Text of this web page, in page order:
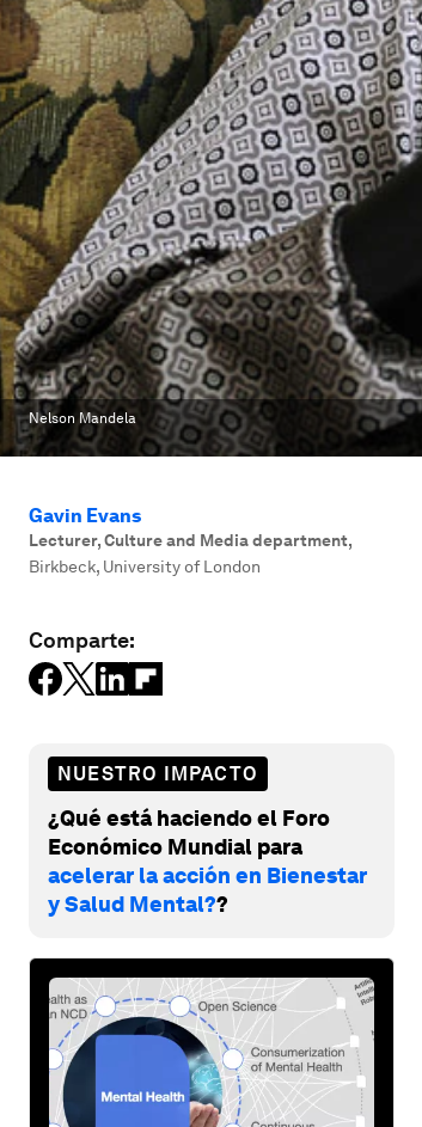
Nelson Mandela
Gavin Evans
Lecturer, Culture and Media department,
Birkbeck, University of London
Comparte:
NUESTRO IMPACTO
¿Qué está haciendo el Foro
Económico Mundial para
acelerar la acción en Bienestar
y Salud Mental??